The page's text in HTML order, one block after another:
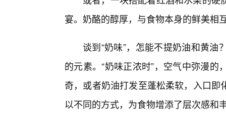
宴。奶酪的醇厚，与食物本身的鲜美相
谈到“奶味”，怎能不提奶油和黄
的元素。“奶味正浓时”，空气中弥漫
奇，或者奶油打发至蓬松柔软，入口
以不同的方式，为食物增添了层次感和